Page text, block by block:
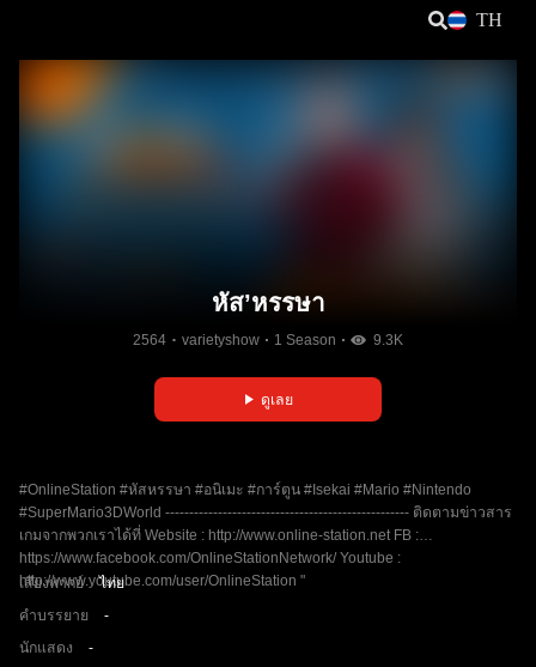
TH
หัส’หรรษา
2564 varietyshow 1 Season 9.3K
ดูเลย
#OnlineStation​​​ #หัสหรรษา​​​ #อนิเมะ​​​ #การ์ตูน​​​ #Isekai​ #Mario​ #Nintendo​
#SuperMario3DWorld --------------------------------------------------- ติดตามข่าวสาร
เกมจากพวกเราได้ที่ Website : http://www.online-station.net​ FB :
https://www.facebook.com/OnlineStationNetwork/ Youtube :
http://www.youtube.com/user/OnlineStation "
เสียงพากย์
ไทย
คำบรรยาย
-
นักแสดง
-